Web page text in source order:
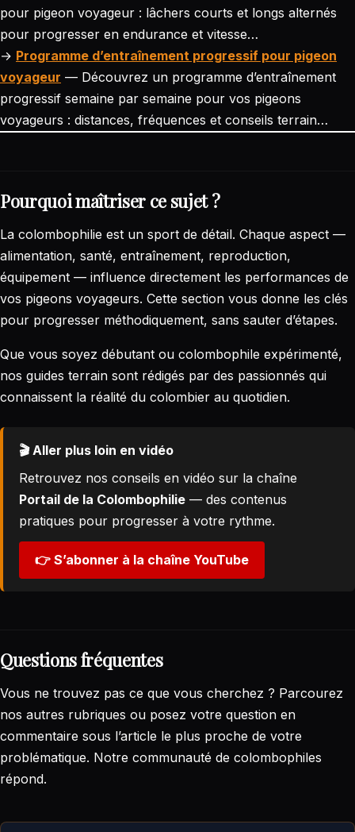
pour pigeon voyageur : lâchers courts et longs alternés
pour progresser en endurance et vitesse…
→ Programme d’entraînement progressif pour pigeon
voyageur — Découvrez un programme d’entraînement
progressif semaine par semaine pour vos pigeons
voyageurs : distances, fréquences et conseils terrain…
Pourquoi maîtriser ce sujet ?
La colombophilie est un sport de détail. Chaque aspect —
alimentation, santé, entraînement, reproduction,
équipement — influence directement les performances de
vos pigeons voyageurs. Cette section vous donne les clés
pour progresser méthodiquement, sans sauter d’étapes.
Que vous soyez débutant ou colombophile expérimenté,
nos guides terrain sont rédigés par des passionnés qui
connaissent la réalité du colombier au quotidien.
🎬 Aller plus loin en vidéo
Retrouvez nos conseils en vidéo sur la chaîne
Portail de la Colombophilie — des contenus
pratiques pour progresser à votre rythme.
👉 S’abonner à la chaîne YouTube
Questions fréquentes
Vous ne trouvez pas ce que vous cherchez ? Parcourez
nos autres rubriques ou posez votre question en
commentaire sous l’article le plus proche de votre
problématique. Notre communauté de colombophiles
répond.